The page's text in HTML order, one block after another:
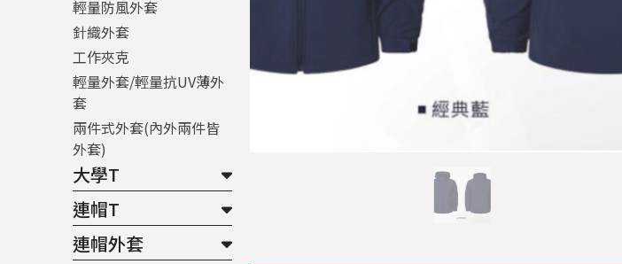
輕量防風外套
針織外套
工作夾克
輕量外套/輕量抗UV薄外
套
兩件式外套(內外兩件皆
外套)
大學T
連帽T
連帽外套